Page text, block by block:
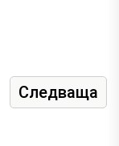
Следваща